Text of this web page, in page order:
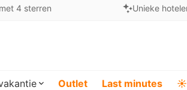
4 sterren Unieke
Outlet Last minutes ☀️